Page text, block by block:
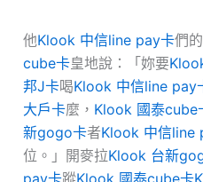
他Klook 中信line pay卡們的
cube卡皇地說：「妳要
邦J卡喝Klook 中信line pay
大戶卡麼， Klook 國泰cube
新gogo卡者Klook 中信line
位。」開麥拉Klook 台新
pay卡蹤Klook 國泰cube卡